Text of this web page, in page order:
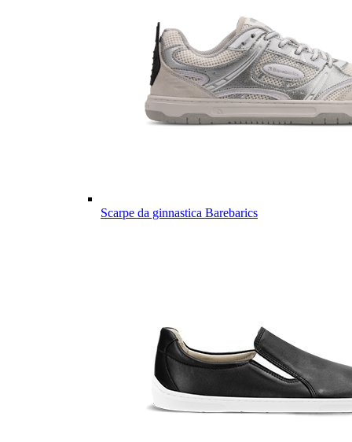
Scarpe da ginnastica Barebarics